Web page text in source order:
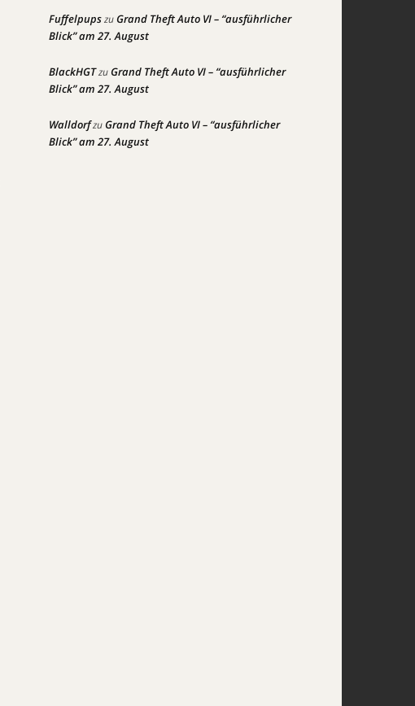
FuffelpupszuGrand Theft Auto VI – “ausführlicher
Blick” am 27. August
BlackHGTzuGrand Theft Auto VI – “ausführlicher
Blick” am 27. August
WalldorfzuGrand Theft Auto VI – “ausführlicher
Blick” am 27. August